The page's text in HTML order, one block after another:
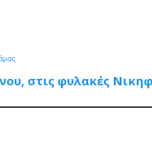
στις φυλακές